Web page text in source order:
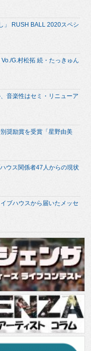
」 RUSH BALL 2020スペシ
G.村松拓 続・たっきゅん
音楽性はセミ・リニューア
奨励賞を受賞「星野由美
ウス関係者47人からの現状
ブハウスから届いたメッセ